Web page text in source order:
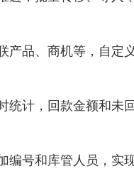
产品、商机等，自定
统计，回款金额和未
编号和库管人员，实